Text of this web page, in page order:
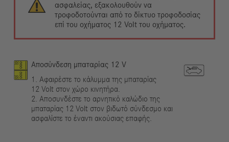
ασφαλείας, εξακολουθούν να
τροφοδοτούνται από το δίκτυο τροφοδοσίας
επί του οχήματος 12 Volt του οχήματος.
Αποσύνδεση μπαταρίας 12 V
1. Αφαιρέστε το κάλυμμα της μπαταρίας
12 Volt στον χώρο κινητήρα.
2. Αποσυνδέστε το αρνητικό καλώδιο της
μπαταρίας 12 Volt στον βιδωτό σύνδεσμο και
ασφαλίστε το έναντι ακούσιας επαφής.